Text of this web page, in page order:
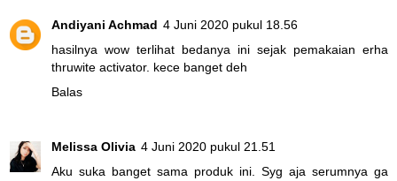
Andiyani Achmad 4 Juni 2020 pukul 18.56
hasilnya wow terlihat bedanya ini sejak pemakaian erha
thruwite activator. kece banget deh
Balas
Melissa Olivia 4 Juni 2020 pukul 21.51
Aku suka banget sama produk ini. Syg aja serumnya ga